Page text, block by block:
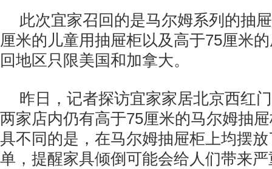
此次宜家召回的是马尔姆系列的抽
厘米的儿童用抽屉柜以及高于75厘米
回地区只限美国和加拿大。
昨日，记者探访宜家家居北京西红
两家店内仍有高于75厘米的马尔姆抽
具不同的是，在马尔姆抽屉柜上均摆放
单，提醒家具倾倒可能会给人们带来